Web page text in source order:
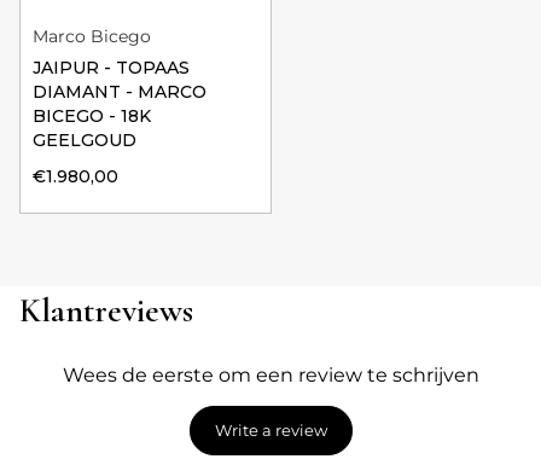
Marco Bicego
JAIPUR - TOPAAS
DIAMANT - MARCO
BICEGO - 18K
GEELGOUD
€1.980,00
Klantreviews
Wees de eerste om een review te schrijven
Write a review